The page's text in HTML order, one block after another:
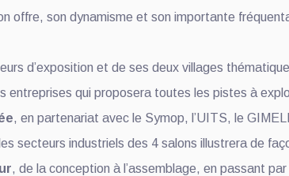
offre, son dynamisme et son importante
d’exposition et de ses deux villages
entreprises qui proposera toutes les pistes à
, en partenariat avec le Symop, l’UITS, le
secteurs industriels des 4 salons illustrera de
, de la conception à l’assemblage, en passant